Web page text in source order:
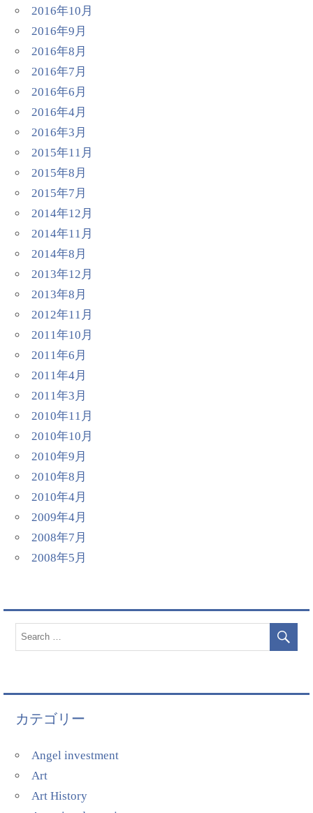
2016年10月
2016年9月
2016年8月
2016年7月
2016年6月
2016年4月
2016年3月
2015年11月
2015年8月
2015年7月
2014年12月
2014年11月
2014年8月
2013年12月
2013年8月
2012年11月
2011年10月
2011年6月
2011年4月
2011年3月
2010年11月
2010年10月
2010年9月
2010年8月
2010年4月
2009年4月
2008年7月
2008年5月
カテゴリー
Angel investment
Art
Art History